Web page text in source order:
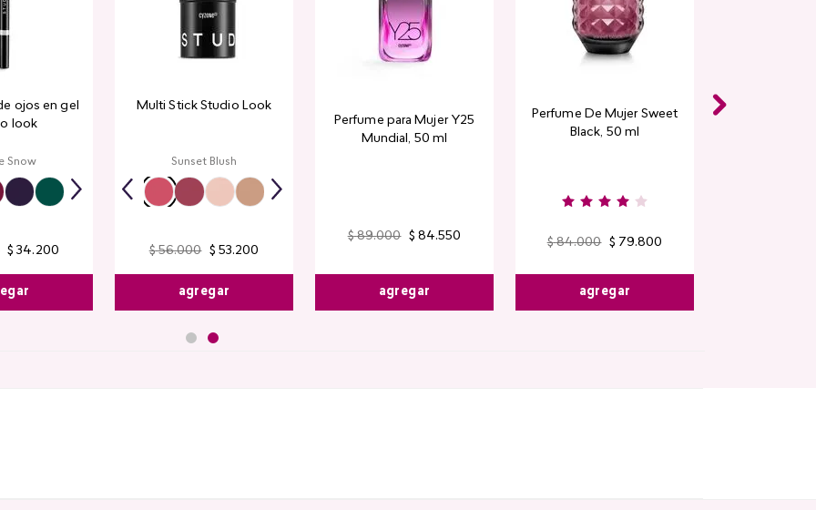
ojos en gel
look
Snow
$ 34. 200
Multi Stick Studio Look
Sunset Blush
$ 56.000 $ 53.200
agregar
Perfume para Mujer Y25
Mundial​, 50 ml
$ 89.000 $ 84.550
agregar
Perfume De Mujer Sweet
Black, 50 ml
$ 84.000 $ 79.800
agregar